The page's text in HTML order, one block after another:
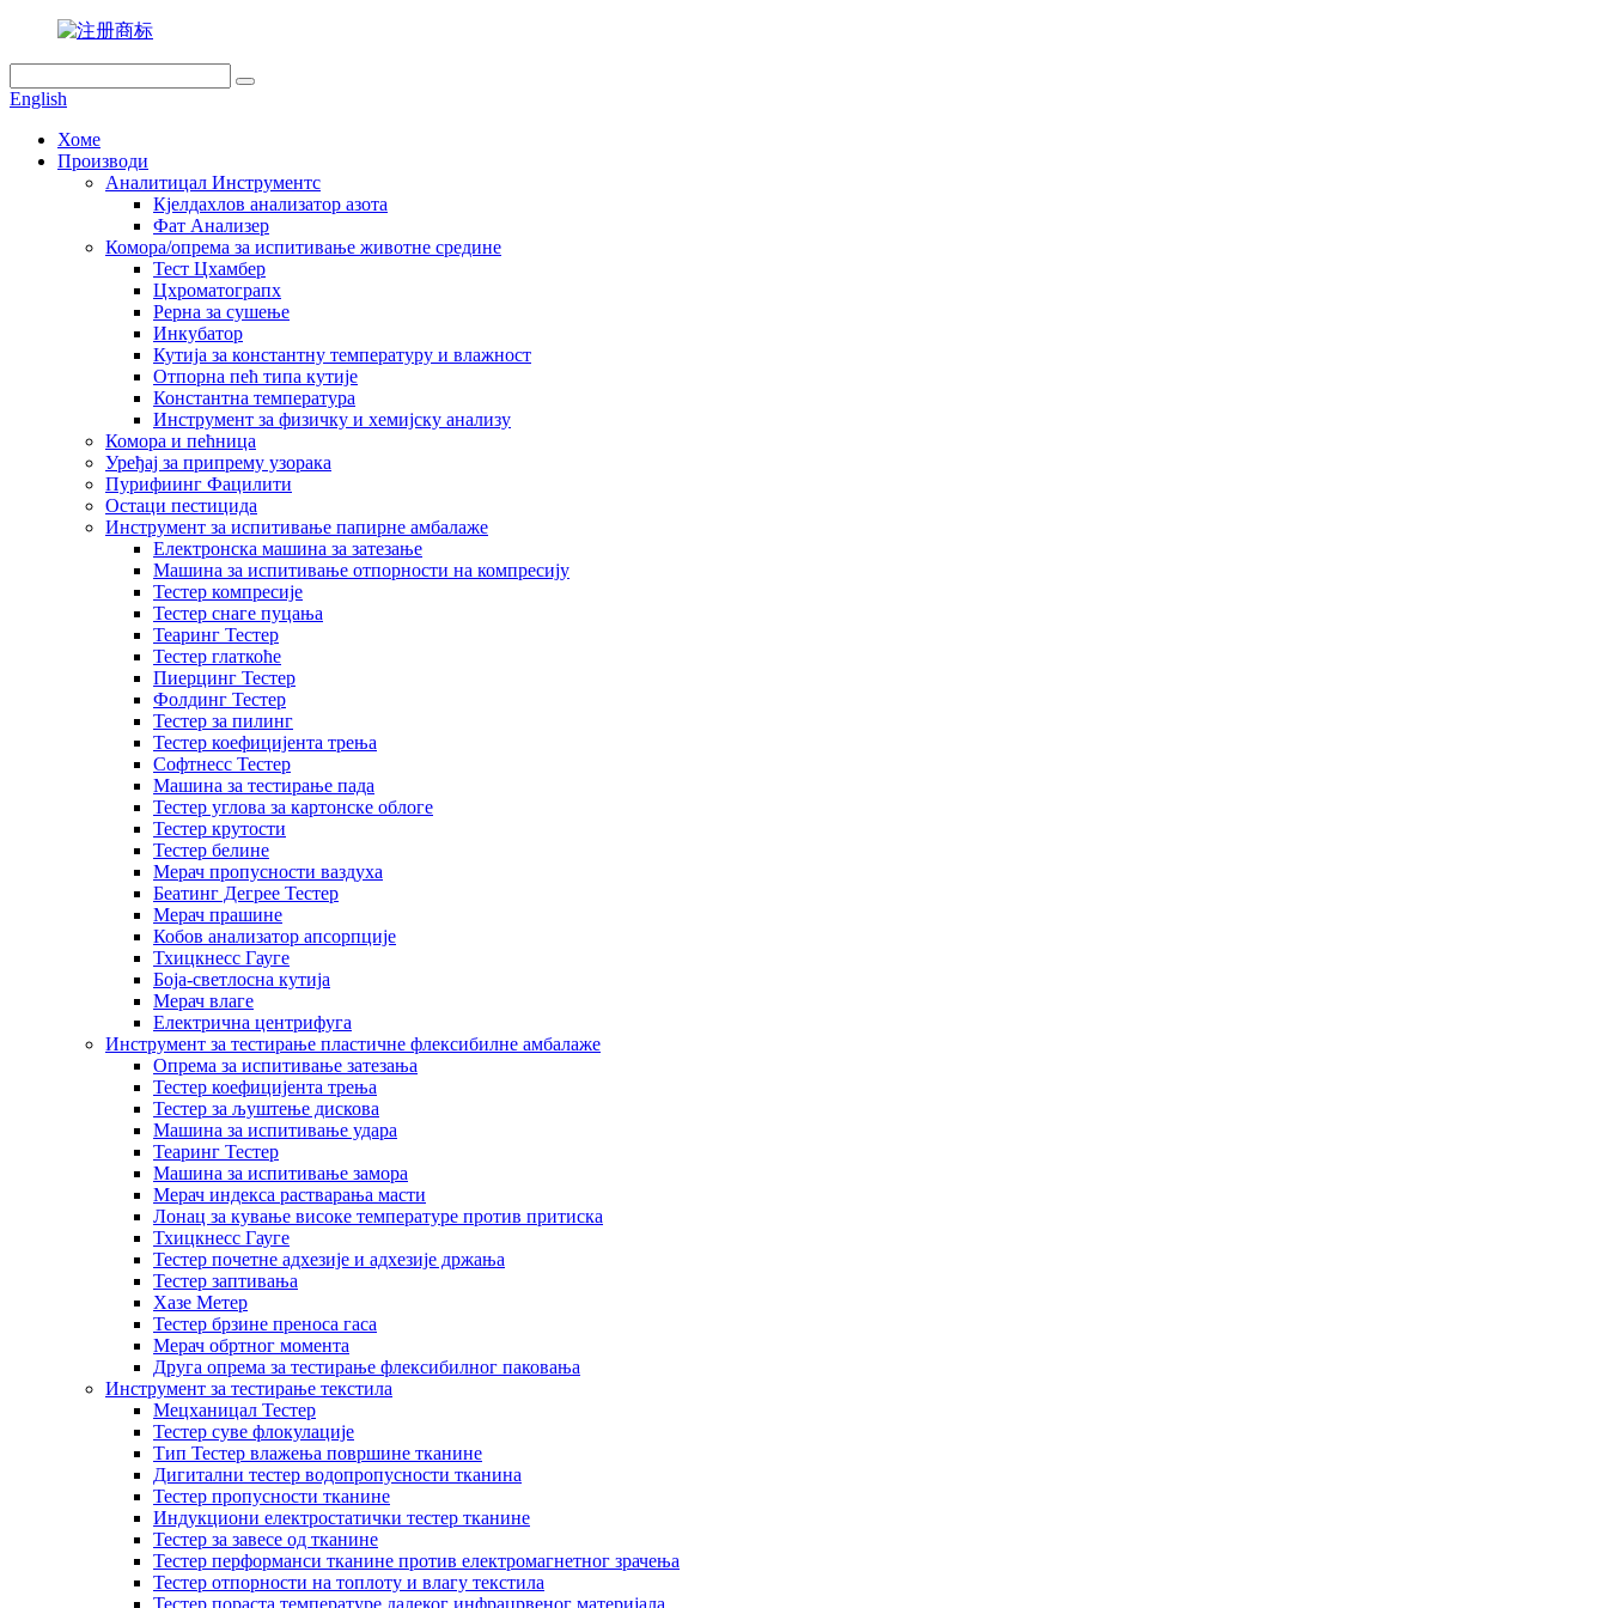
English
Хоме
Производи
Аналитицал Инструментс
Кјелдахлов анализатор азота
Фат Анализер
Комора/опрема за испитивање животне средине
Тест Цхамбер
Цхроматограпх
Рерна за сушење
Инкубатор
Кутија за константну температуру и влажност
Отпорна пећ типа кутије
Константна температура
Инструмент за физичку и хемијску анализу
Комора и пећница
Уређај за припрему узорака
Пурифиинг Фацилити
Остаци пестицида
Инструмент за испитивање папирне амбалаже
Електронска машина за затезање
Машина за испитивање отпорности на компресију
Тестер компресије
Тестер снаге пуцања
Теаринг Тестер
Тестер глаткоће
Пиерцинг Тестер
Фолдинг Тестер
Тестер за пилинг
Тестер коефицијента трења
Софтнесс Тестер
Машина за тестирање пада
Тестер углова за картонске облоге
Тестер крутости
Тестер белине
Мерач пропусности ваздуха
Беатинг Дегрее Тестер
Мерач прашине
Кобов анализатор апсорпције
Тхицкнесс Гауге
Боја-светлосна кутија
Мерач влаге
Електрична центрифуга
Инструмент за тестирање пластичне флексибилне амбалаже
Опрема за испитивање затезања
Тестер коефицијента трења
Тестер за љуштење дискова
Машина за испитивање удара
Теаринг Тестер
Машина за испитивање замора
Мерач индекса растварања масти
Лонац за кување високе температуре против притиска
Тхицкнесс Гауге
Тестер почетне адхезије и адхезије држања
Тестер заптивања
Хазе Метер
Тестер брзине преноса гаса
Мерач обртног момента
Друга опрема за тестирање флексибилног паковања
Инструмент за тестирање текстила
Мецханицал Тестер
Тестер суве флокулације
Тип Тестер влажења површине тканине
Дигитални тестер водопропусности тканина
Тестер пропусности тканине
Индукциони електростатички тестер тканине
Тестер за завесе од тканине
Тестер перформанси тканине против електромагнетног зрачења
Тестер отпорности на топлоту и влагу текстила
Тестер пораста температуре далеког инфрацрвеног материјала